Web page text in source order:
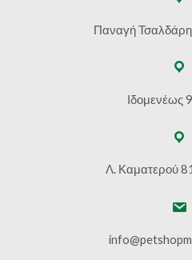
Παναγή Τσαλδάρη
Ιδομενέως
Λ. Καματερού